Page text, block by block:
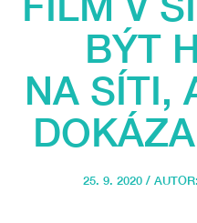
BÝT
NA SÍTI,
25. 9. 2020 / AUTOR: